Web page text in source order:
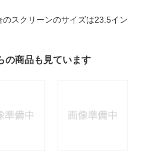
スクリーンのサイズは23.5イン
の商品も見ています